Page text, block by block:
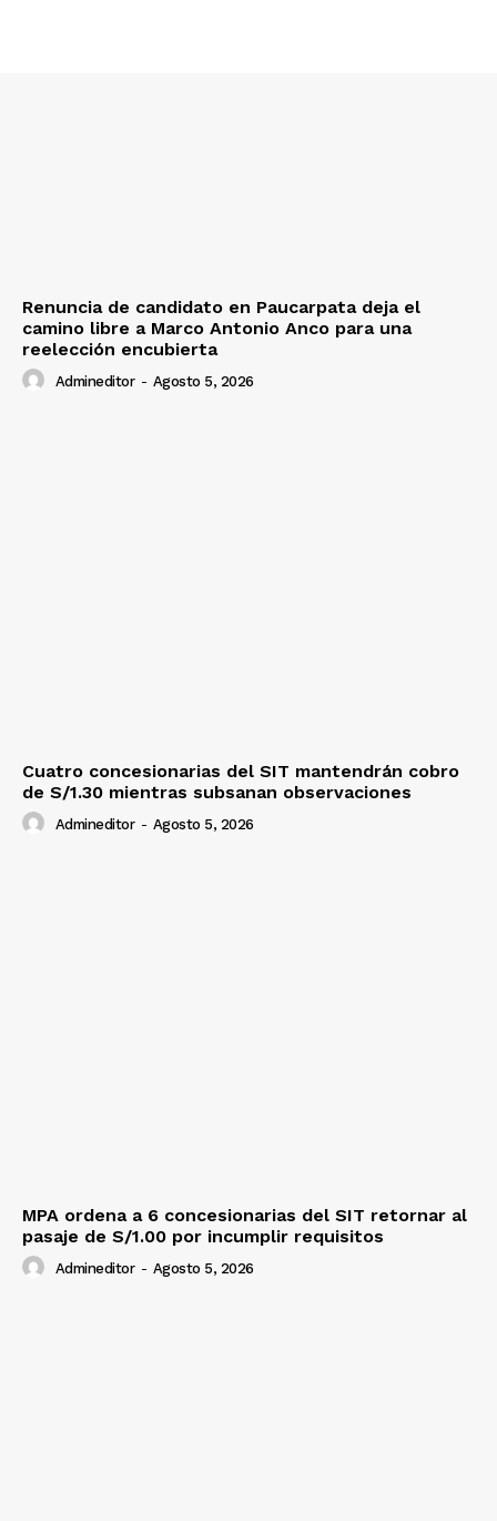
Contacto
Prensa
Renuncia de candidato en Paucarpata deja el
camino libre a Marco Antonio Anco para una
reelección encubierta
Admineditor - Agosto 5, 2026
Cuatro concesionarias del SIT mantendrán cobro
de S/1.30 mientras subsanan observaciones
Admineditor - Agosto 5, 2026
MPA ordena a 6 concesionarias del SIT retornar al
pasaje de S/1.00 por incumplir requisitos
Admineditor - Agosto 5, 2026